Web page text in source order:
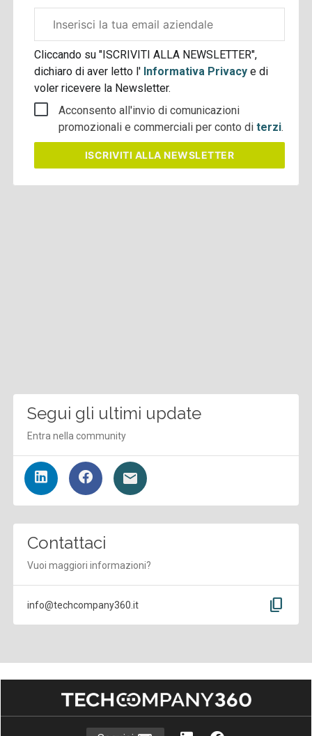
aziendale
Cliccando su "ISCRIVITI ALLA NEWSLETTER",
dichiaro di aver letto l' Informativa Privacye di
voler ricevere la Newsletter.
Acconsento all'invio di comunicazioni
promozionali e commerciali per conto diterzi.
ISCRIVITI ALLA NEWSLETTER
Segui gli ultimi update
Entra nella community
Contattaci
Vuoi maggiori informazioni?
info@techcompany360.it content_copy